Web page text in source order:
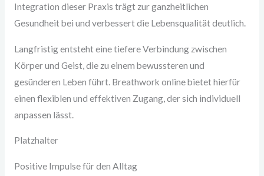
Integration dieser Praxis trägt zur ganzheitlichen
Gesundheit bei und verbessert die Lebensqualität deutlich.
Langfristig entsteht eine tiefere Verbindung zwischen
Körper und Geist, die zu einem bewussteren und
gesünderen Leben führt. Breathwork online bietet hierfür
einen flexiblen und effektiven Zugang, der sich individuell
anpassen lässt.
Platzhalter
Positive Impulse für den Alltag